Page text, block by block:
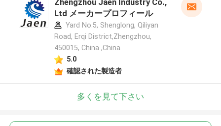
Zhengzhou Jaen Industry Co.,
Ltd メーカープロフィール
Yard No.5, Shenglong, Qiliyan
Road, Erqi District,Zhengzhou,
450015, China ,China
5.0
確認された製造者
多くを見て下さい